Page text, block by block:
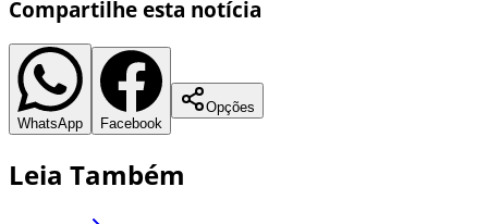
Compartilhe esta notícia
WhatsApp Facebook
Opções
Leia Também